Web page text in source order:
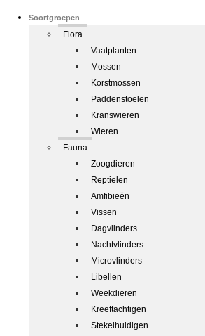
Soortgroepen
Flora
Vaatplanten
Mossen
Korstmossen
Paddenstoelen
Kranswieren
Wieren
Fauna
Zoogdieren
Reptielen
Amfibieën
Vissen
Dagvlinders
Nachtvlinders
Microvlinders
Libellen
Weekdieren
Kreeftachtigen
Stekelhuidigen